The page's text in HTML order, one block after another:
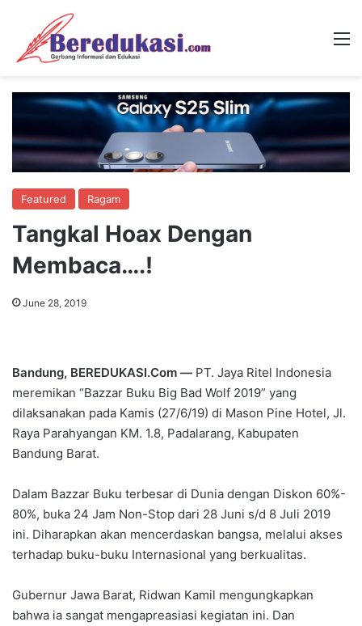
Featured Ragam
Tangkal Hoax Dengan
Membaca….!
June 28, 2019
Bandung, BEREDUKASI.Com — PT. Jaya Ritel Indonesia
meremikan “Bazzar Buku Big Bad Wolf 2019” yang
dilaksanakan pada Kamis (27/6/19) di Mason Pine Hotel, Jl.
Raya Parahyangan KM. 1.8, Padalarang, Kabupaten
Bandung Barat.
Dalam Bazzar Buku terbesar di Dunia dengan Diskon 60%-
80%, buka 24 Jam Non-Stop dari 28 Juni s/d 8 Juli 2019
ini. Diharapkan akan mencerdaskan bangsa, melalui akses
terhadap buku-buku Internasional yang berkualitas.
Gubernur Jawa Barat, Ridwan Kamil mengungkapkan
bahwa ia sangat mengapreasiasi kegiatan ini. Dan